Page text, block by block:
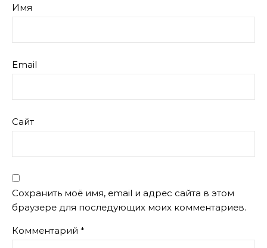
Имя
Email
Сайт
Сохранить моё имя, email и адрес сайта в этом
браузере для последующих моих комментариев.
Комментарий *